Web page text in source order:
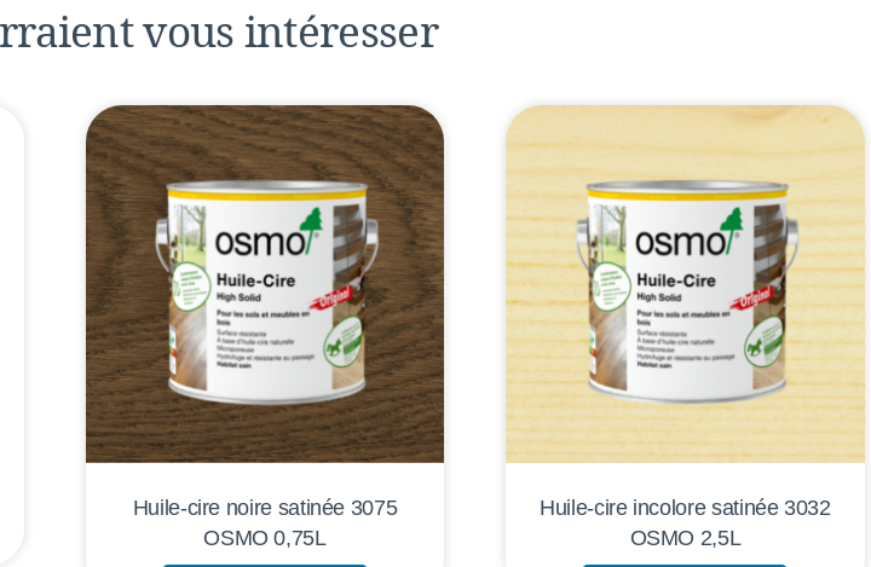
vous intéresser
Huile-cire noire satinée 3075
OSMO 0,75L
Huile-cire incolore satinée 3032
OSMO 2,5L